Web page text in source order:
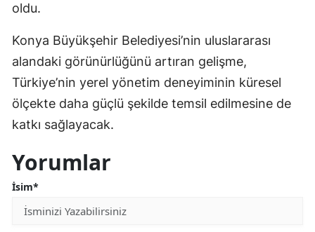
Kütahya
Malatya
Manisa
oldu.
Konya Büyükşehir Belediyesi’nin uluslararası
alandaki görünürlüğünü artıran gelişme,
Türkiye’nin yerel yönetim deneyiminin küresel
ölçekte daha güçlü şekilde temsil edilmesine de
katkı sağlayacak.
Yorumlar
İsim*